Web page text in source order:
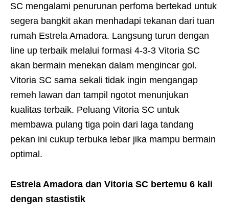
SC mengalami penurunan perfoma bertekad untuk
segera bangkit akan menhadapi tekanan dari tuan
rumah Estrela Amadora. Langsung turun dengan
line up terbaik melalui formasi 4-3-3 Vitoria SC
akan bermain menekan dalam mengincar gol.
Vitoria SC sama sekali tidak ingin mengangap
remeh lawan dan tampil ngotot menunjukan
kualitas terbaik. Peluang Vitoria SC untuk
membawa pulang tiga poin dari laga tandang
pekan ini cukup terbuka lebar jika mampu bermain
optimal.
Estrela Amadora dan Vitoria SC bertemu 6 kali
dengan stastistik